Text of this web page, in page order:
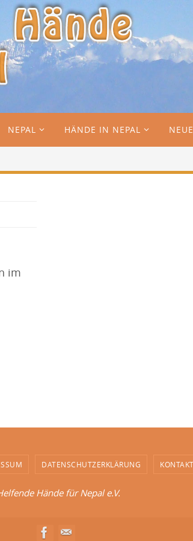
NEPAL HÄNDE IN NEPAL
im
DATENSCHUTZERKLÄRUNG
Hände für Nepal e.V.